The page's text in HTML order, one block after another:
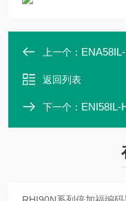
上一个： ENA58IL-
返回列表
下一个： ENI58IL-